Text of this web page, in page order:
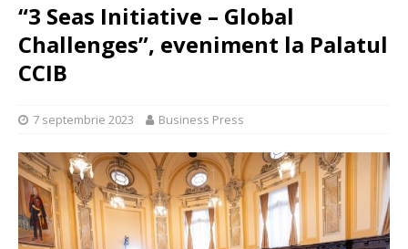
“3 Seas Initiative – Global
Challenges”, eveniment la Palatul
CCIB
7 septembrie 2023 Business Press